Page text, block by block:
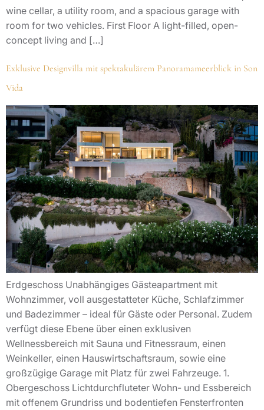
wine cellar, a utility room, and a spacious garage with
room for two vehicles. First Floor A light-filled, open-
concept living and […]
Exklusive Designvilla mit spektakulärem Panoramameerblick in Son
Vida
Erdgeschoss Unabhängiges Gästeapartment mit
Wohnzimmer, voll ausgestatteter Küche, Schlafzimmer
und Badezimmer – ideal für Gäste oder Personal. Zudem
verfügt diese Ebene über einen exklusiven
Wellnessbereich mit Sauna und Fitnessraum, einen
Weinkeller, einen Hauswirtschaftsraum, sowie eine
großzügige Garage mit Platz für zwei Fahrzeuge. 1.
Obergeschoss Lichtdurchfluteter Wohn- und Essbereich
mit offenem Grundriss und bodentiefen Fensterfronten